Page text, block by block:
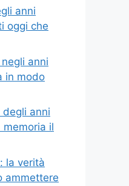
anni
oggi che
anni
in modo
degli anni
il
la verità
ammettere